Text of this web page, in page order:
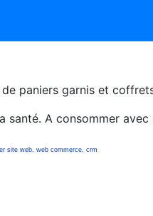
paniers garnis et
santé. A consommer avec
site web, web commerce, crm